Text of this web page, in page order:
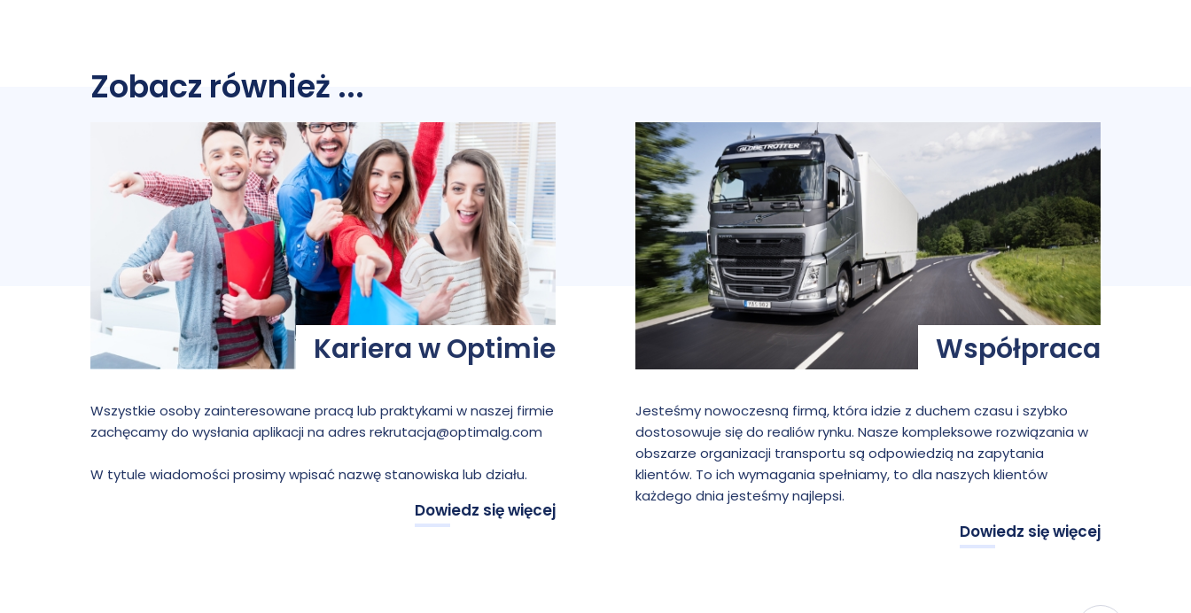
Zobacz również ...
Kariera w Optimie
Wszystkie osoby zainteresowane pracą lub praktykami w naszej firmie
zachęcamy do wysłania aplikacji na adres rekrutacja@optimalg.com
W tytule wiadomości prosimy wpisać nazwę stanowiska lub działu.
Dowiedz się więcej
Współpraca
Jesteśmy nowoczesną firmą, która idzie z duchem czasu i szybko
dostosowuje się do realiów rynku. Nasze kompleksowe rozwiązania w
obszarze organizacji transportu są odpowiedzią na zapytania
klientów. To ich wymagania spełniamy, to dla naszych klientów
każdego dnia jesteśmy najlepsi.
Dowiedz się więcej